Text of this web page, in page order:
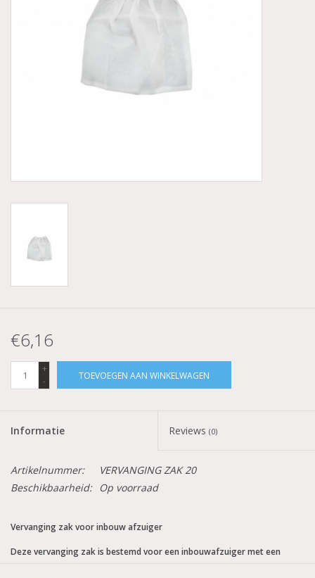
NIEUW! Pedicure producten
€6,16
+
-
TOEVOEGEN AAN WINKELWAGEN
Informatie Reviews (0)
Artikelnummer:
VERVANGING ZAK 20
Beschikbaarheid:
Op voorraad
Vervanging zak voor inbouw afzuiger
Deze vervanging zak is bestemd voor een inbouwafzuiger met een